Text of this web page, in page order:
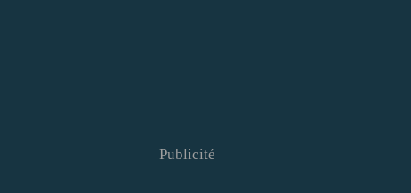
Publicité